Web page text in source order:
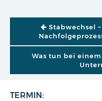
TERMIN:
Stabwechsel
Was tun bei